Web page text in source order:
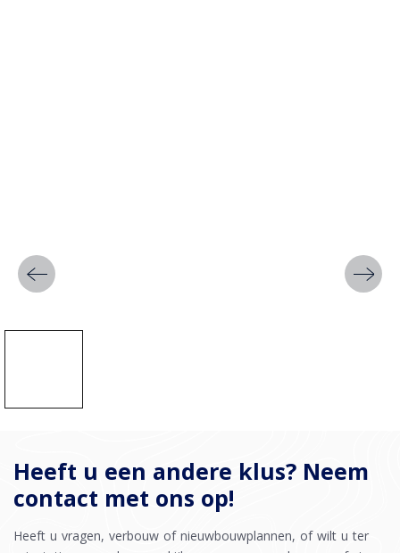
Heeft u een andere klus? Neem
contact met ons op!
Heeft u vragen, verbouw of nieuwbouwplannen, of wilt u ter